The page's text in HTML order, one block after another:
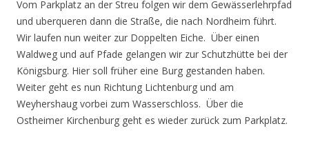
Vom Parkplatz an der Streu folgen wir dem Gewässerlehrpfad
und uberqueren dann die Straße, die nach Nordheim führt.
Wir laufen nun weiter zur Doppelten Eiche. Über einen
Waldweg und auf Pfade gelangen wir zur Schutzhütte bei der
Königsburg. Hier soll früher eine Burg gestanden haben.
Weiter geht es nun Richtung Lichtenburg und am
Weyhershaug vorbei zum Wasserschloss. Über die
Ostheimer Kirchenburg geht es wieder zurück zum Parkplatz.